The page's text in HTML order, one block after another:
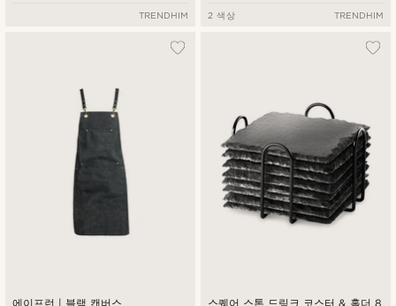
TRENDHIM 2 색상 TRENDHIM
에이프런 | 블랙 캔버스
스퀘어 스톤 드링크 코스터 & 홀더 8